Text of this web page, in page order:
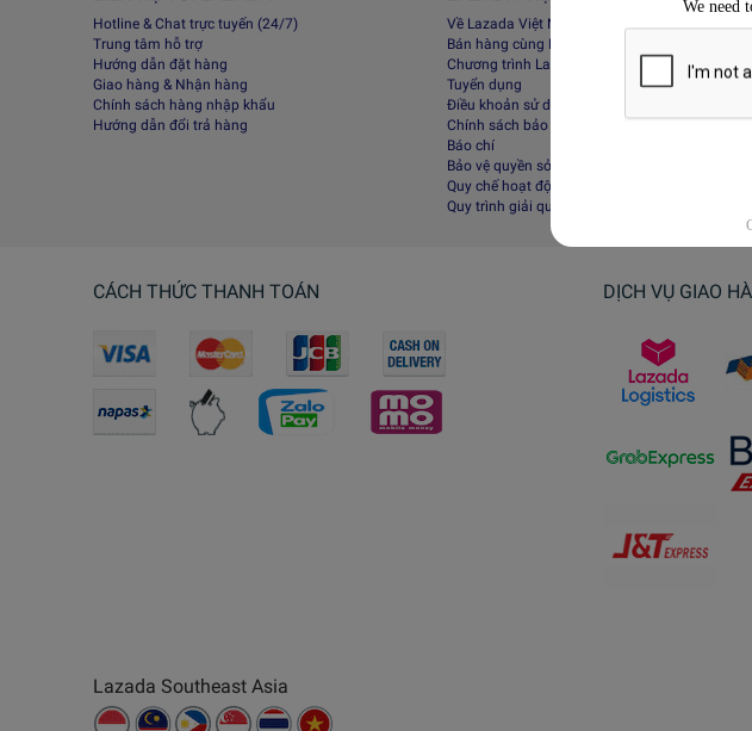
Hotline & Chat trực tuyến (24/7)
Trung tâm hỗ trợ
Hướng dẫn đặt hàng
Giao hàng & Nhận hàng
Chính sách hàng nhập khẩu
Hướng dẫn đổi trả hàng
Về Lazada Việt Nam
Bán hàng cùng Lazada
Chương trình Lazada Afﬁliate
Tuyển dụng
Điều khoản sử dụng
Chính sách bảo mật
Báo chí
Bảo vệ quyền sở hữu trí tuệ
Quy chế hoạt động sàn Lazada
Quy trình giải quyết tranh chấp, khiếu nại
CÁCH THỨC THANH TOÁN DỊCH VỤ GIAO
Lazada Southeast Asia